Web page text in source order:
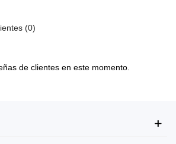
(0)
de clientes en este momento.